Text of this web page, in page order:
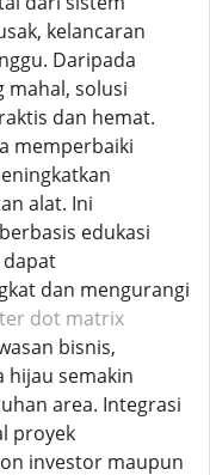
kelancaran
Daripada
mahal, solusi
dan hemat.
memperbaiki
alat. Ini
edukasi
dan mengurangi
dot matrix
bisnis,
semakin
area. Integrasi
proyek
investor maupun